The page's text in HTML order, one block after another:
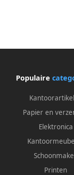
Populaire
Papier en
Elektronica
Printen